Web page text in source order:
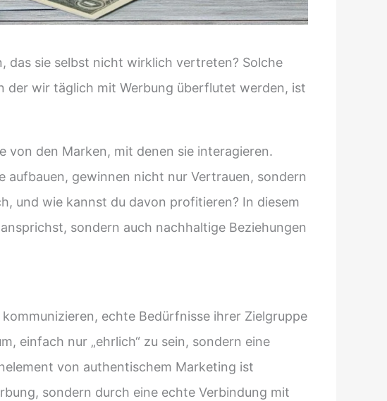
das sie selbst nicht wirklich vertreten? Solche
wir täglich mit Werbung überflutet werden, ist
von den Marken, mit denen sie interagieren.
aufbauen, gewinnen nicht nur Vertrauen, sondern
und wie kannst du davon profitieren? In diesem
sondern auch nachhaltige Beziehungen
echte Bedürfnisse ihrer Zielgruppe
einfach nur „ehrlich“ zu sein, sondern eine
von authentischem Marketing ist
sondern durch eine echte Verbindung mit